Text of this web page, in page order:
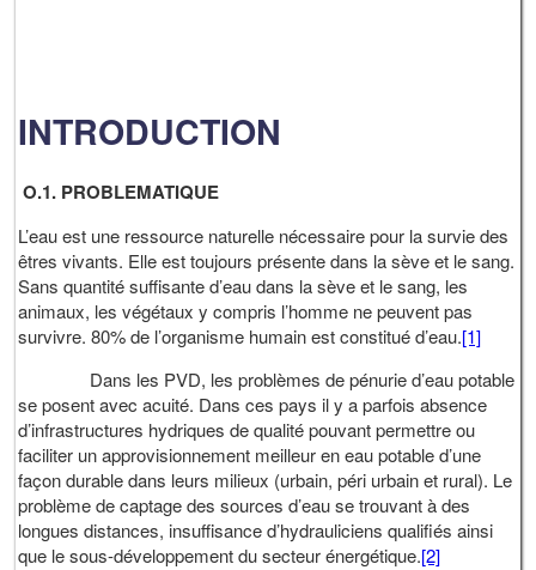
INTRODUCTION
O.1. PROBLEMATIQUE
L’eau est une ressource naturelle nécessaire pour la survie des
êtres vivants. Elle est toujours présente dans la sève et le sang.
Sans quantité suffisante d’eau dans la sève et le sang, les
animaux, les végétaux y compris l’homme ne peuvent pas
survivre. 80% de l’organisme humain est constitué d’eau.[1]
Dans les PVD, les problèmes de pénurie d’eau potable
se posent avec acuité. Dans ces pays il y a parfois absence
d’infrastructures hydriques de qualité pouvant permettre ou
faciliter un approvisionnement meilleur en eau potable d’une
façon durable dans leurs milieux (urbain, péri urbain et rural). Le
problème de captage des sources d’eau se trouvant à des
longues distances, insuffisance d’hydrauliciens qualifiés ainsi
que le sous-développement du secteur énergétique.[2]